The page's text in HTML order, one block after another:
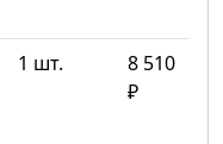
1 шт.
8 510
₽